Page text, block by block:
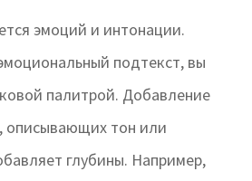
эмоций и интонации.
подтекст, вы
палитрой. Добавление
описывающих тон или
глубины. Например,